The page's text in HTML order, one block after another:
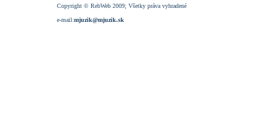
Copyright © RebWeb 2009; Všetky práva vyhradené
e-mail:mjuzik@mjuzik.sk